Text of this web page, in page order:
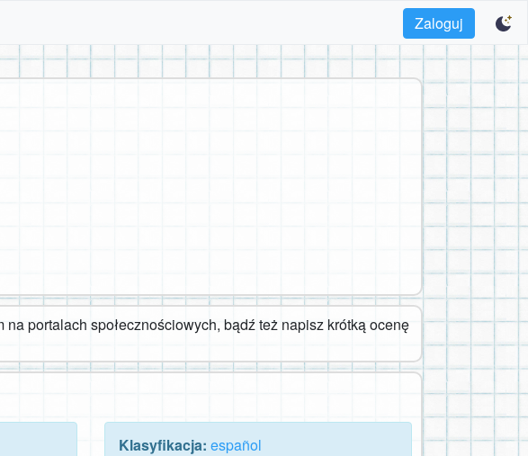
Zaloguj
portalach społecznościowych, bądź też napisz krótką ocenę
Klasyfikacja: español